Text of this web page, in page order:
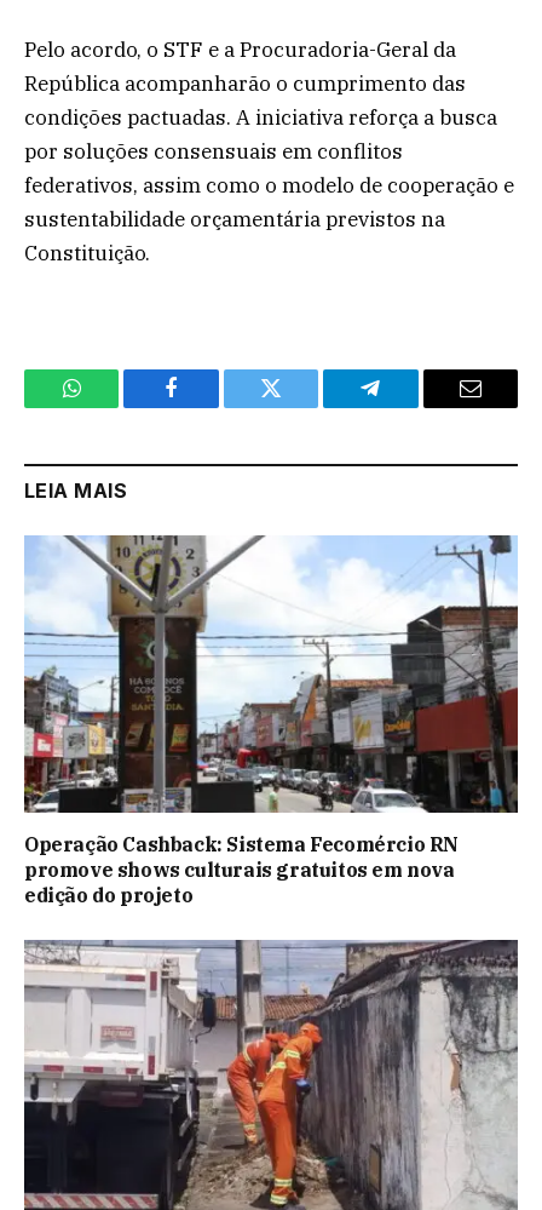
Pelo acordo, o STF e a Procuradoria-Geral da
República acompanharão o cumprimento das
condições pactuadas. A iniciativa reforça a busca
por soluções consensuais em conflitos
federativos, assim como o modelo de cooperação e
sustentabilidade orçamentária previstos na
Constituição.
WhatsApp Facebook Twitter Telegram Email
LEIA MAIS
Operação Cashback: Sistema Fecomércio RN
promove shows culturais gratuitos em nova
edição do projeto